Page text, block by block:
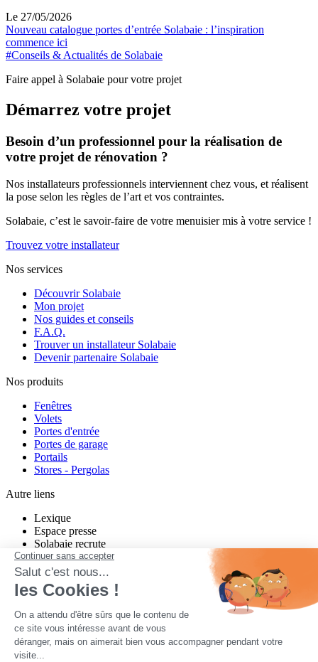
Le 27/05/2026
Nouveau catalogue portes d’entrée Solabaie : l’inspiration
commence ici
#Conseils & Actualités de Solabaie
Faire appel à Solabaie pour votre projet
Démarrez votre projet
Besoin d’un professionnel pour la réalisation de
votre projet de rénovation ?
Nos installateurs professionnels interviennent chez vous, et réalisent
la pose selon les règles de l’art et vos contraintes.
Solabaie, c’est le savoir-faire de votre menuisier mis à votre service !
Trouvez votre installateur
Nos services
Découvrir Solabaie
Mon projet
Nos guides et conseils
F.A.Q.
Trouver un installateur Solabaie
Devenir partenaire Solabaie
Nos produits
Fenêtres
Volets
Portes d'entrée
Portes de garage
Portails
Stores - Pergolas
Autre liens
Lexique
Espace presse
Solabaie recrute
Charte de modération Twitter
Charte de modération Facebook
un projet neuf ou en rénovation ?
Quel que soit votre projet, Solabaie vous propose des produits sur-
mesure, performants et esthétiques. Nos nombreux installateurs
partout en France étudient votre projet, vous conseillent, et vous
proposent des solutions adaptées à votre habitat et à vos besoins.